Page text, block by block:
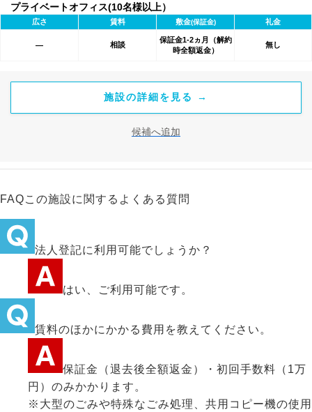
プライベートオフィス(10名様以上）
広さ 賃料 敷金(保証金) 礼金
― 相談
保証金1-2ヵ月（解約
時全額返金）
無し
施設の詳細を見る →
候補へ追加
FAQこの施設に関するよくある質問
法人登記に利用可能でしょうか？
はい、ご利用可能です。
賃料のほかにかかる費用を教えてください。
保証金（退去後全額返金）・初回手数料（1万
円）のみかかります。
※大型のごみや特殊なごみ処理、共用コピー機の使用